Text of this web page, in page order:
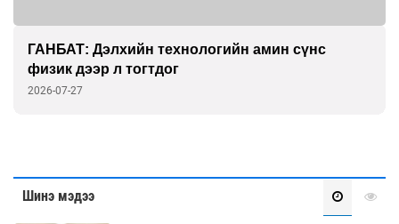
Д.АМАРСАНАА: Жендерийн эрх тэгш байдал
аль ч улсад бүрэн хангагдаагүй
2026-07-23
Шинэ мэдээ